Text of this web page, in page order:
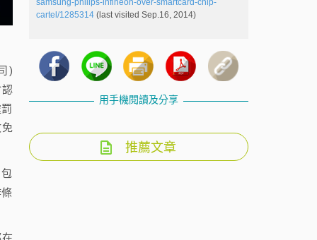
)
samsung-philips-infineon-over-smartcard-chip-
cartel/1285314(last visited Sep.16, 2014)
用手機閱讀及分享
推薦文章